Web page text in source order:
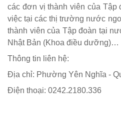
các đơn vị thành viên của Tập
việc tại các thị trường nước
thành viên của Tập đoàn tại
Nhật Bản (Khoa điều dưỡng)…
Thông tin liên hệ:
Địa chỉ: Phường Yên Nghĩa -
Điện thoại: 0242.2180.336